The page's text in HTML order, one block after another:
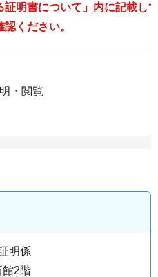
証明書について」内に記載し
ください。
・閲覧
明係
2階